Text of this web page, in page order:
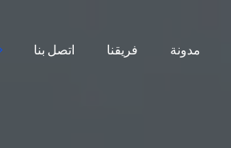
اتصل بنا فريقنا مدونة